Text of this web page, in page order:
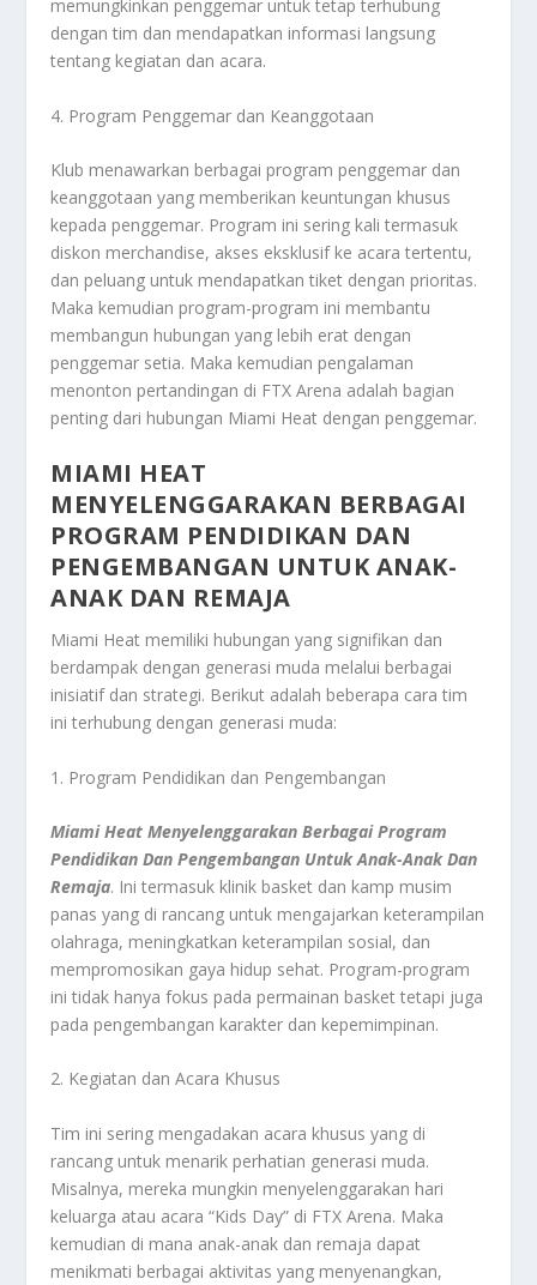
memungkinkan penggemar untuk tetap terhubung
dengan tim dan mendapatkan informasi langsung
tentang kegiatan dan acara.
4. Program Penggemar dan Keanggotaan
Klub menawarkan berbagai program penggemar dan
keanggotaan yang memberikan keuntungan khusus
kepada penggemar. Program ini sering kali termasuk
diskon merchandise, akses eksklusif ke acara tertentu,
dan peluang untuk mendapatkan tiket dengan prioritas.
Maka kemudian program-program ini membantu
membangun hubungan yang lebih erat dengan
penggemar setia. Maka kemudian pengalaman
menonton pertandingan di FTX Arena adalah bagian
penting dari hubungan Miami Heat dengan penggemar.
MIAMI HEAT
MENYELENGGARAKAN BERBAGAI
PROGRAM PENDIDIKAN DAN
PENGEMBANGAN UNTUK ANAK-
ANAK DAN REMAJA
Miami Heat memiliki hubungan yang signifikan dan
berdampak dengan generasi muda melalui berbagai
inisiatif dan strategi. Berikut adalah beberapa cara tim
ini terhubung dengan generasi muda:
1. Program Pendidikan dan Pengembangan
Miami Heat Menyelenggarakan Berbagai Program
Pendidikan Dan Pengembangan Untuk Anak-Anak Dan
Remaja. Ini termasuk klinik basket dan kamp musim
panas yang di rancang untuk mengajarkan keterampilan
olahraga, meningkatkan keterampilan sosial, dan
mempromosikan gaya hidup sehat. Program-program
ini tidak hanya fokus pada permainan basket tetapi juga
pada pengembangan karakter dan kepemimpinan.
2. Kegiatan dan Acara Khusus
Tim ini sering mengadakan acara khusus yang di
rancang untuk menarik perhatian generasi muda.
Misalnya, mereka mungkin menyelenggarakan hari
keluarga atau acara “Kids Day” di FTX Arena. Maka
kemudian di mana anak-anak dan remaja dapat
menikmati berbagai aktivitas yang menyenangkan,